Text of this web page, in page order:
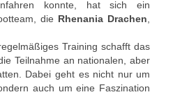
konnte, hat sich ein
die Rhenania Drachen
Training schafft das
Teilnahme an nationalen, aber
Dabei geht es nicht nur um
auch um eine Faszination